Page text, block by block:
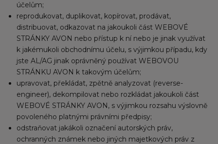
účelům;
reprodukovat, duplikovat, kopírovat, prodávat,
distribuovat, odkazovat na jakoukoli část WEBOVÉ
STRÁNKY AVON nebo přístup k ní nebo je jinak využívat
k jakémukoli obchodnímu účelu, s výjimkou případu, kdy
jste AL/AG jinak oprávněný používat WEBOVOU
STRÁNKU AVON k takovým účelům;
upravovat, překládat, zpětně analyzovat (reverse-
engineer), dekompilovat nebo rozkládat jakoukoli část
WEBOVÉ STRÁNKY AVON, s výjimkou rozsahu výslovně
povoleného platnými právními předpisy;
odstraňovat jakákoli označení autorských práv,
ochranných známek nebo jiných majetkových práv z